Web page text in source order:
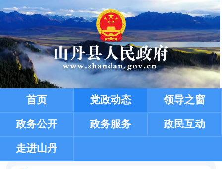
首页 党政动态 领导之窗
政务公开 政务服务 政民互动
走进山丹